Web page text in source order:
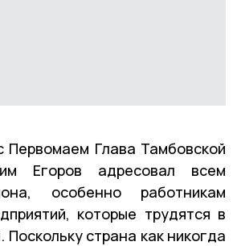
Первомаем Глава Тамбовской
Егоров адресовал всем
особенно работникам
которые трудятся в
Поскольку страна как никогда